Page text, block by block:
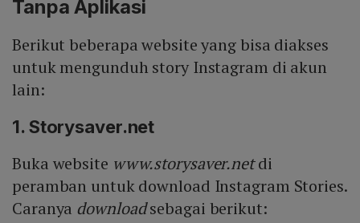
Tanpa Aplikasi
Berikut beberapa website yang bisa diakses
untuk mengunduh story Instagram di akun
lain:
1. Storysaver.net
Buka website www.storysaver.netdi
peramban untuk download Instagram Stories.
Caranya downloadsebagai berikut: